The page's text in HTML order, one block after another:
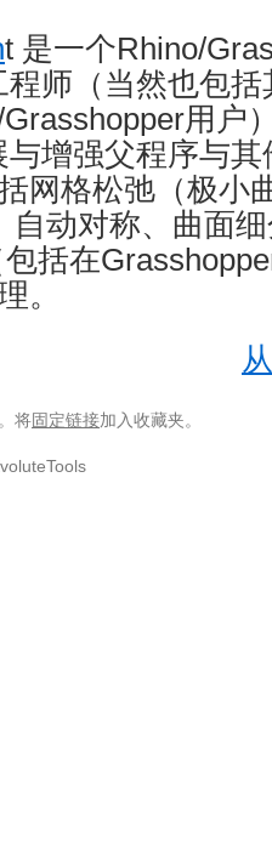
t 是一个Rhino/
程师（当然也包括
用户
与增强父程序与
网格松弛（极小
自动对称、曲面
括在
。
将固定链接加入收藏夹。